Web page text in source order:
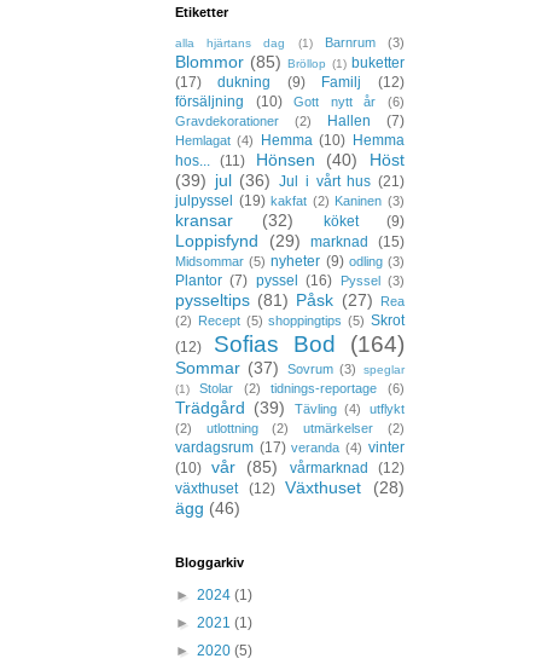
Etiketter
alla hjärtans dag (1) Barnrum (3)
Blommor (85) Bröllop (1) buketter
(17)
dukning (9) Familj
(12)
försäljning
(10) Gott nytt år
(6)
Gravdekorationer
(2) Hallen (7)
Hemlagat (4) Hemma (10) Hemma
hos...
(11) Hönsen (40)
Höst
(39) jul (36) Jul i vårt hus (21)
julpyssel
(19) kakfat (2) Kaninen (3)
kransar (32) köket (9)
Loppisfynd (29) marknad (15)
Midsommar (5) nyheter (9) odling (3)
Plantor (7) pyssel (16) Pyssel (3)
pysseltips (81) Påsk (27)
Rea
(2) Recept (5) shoppingtips (5) Skrot
(12)
Sofias Bod (164)
Sommar (37) Sovrum (3)
speglar
(1)
Stolar (2) tidnings-reportage (6)
Trädgård (39) Tävling (4)
utflykt
(2)
utlottning (2) utmärkelser (2)
vardagsrum (17) veranda (4) vinter
(10) vår (85) vårmarknad
(12)
växthuset
(12) Växthuset
(28)
ägg (46)
Bloggarkiv
► 2024 (1)
► 2021 (1)
► 2020 (5)